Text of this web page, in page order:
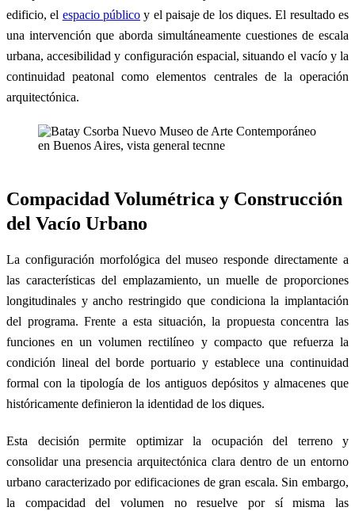
edificio, el espacio público y el paisaje de los diques. El resultado es
una intervención que aborda simultáneamente cuestiones de escala
urbana, accesibilidad y configuración espacial, situando el vacío y la
continuidad peatonal como elementos centrales de la operación
arquitectónica.
Compacidad Volumétrica y Construcción
del Vacío Urbano
La configuración morfológica del museo responde directamente a
las características del emplazamiento, un muelle de proporciones
longitudinales y ancho restringido que condiciona la implantación
del programa. Frente a esta situación, la propuesta concentra las
funciones en un volumen rectilíneo y compacto que refuerza la
condición lineal del borde portuario y establece una continuidad
formal con la tipología de los antiguos depósitos y almacenes que
históricamente definieron la identidad de los diques.
Esta decisión permite optimizar la ocupación del terreno y
consolidar una presencia arquitectónica clara dentro de un entorno
urbano caracterizado por edificaciones de gran escala. Sin embargo,
la compacidad del volumen no resuelve por sí misma las